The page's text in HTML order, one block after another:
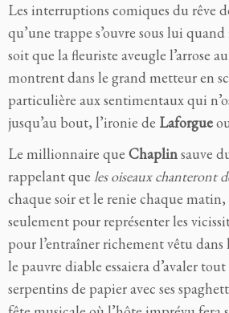
Les interruptions comiques du rêve
qu’une trappe s’ouvre sous lui
soit que la fleuriste aveugle l’arrose
montrent dans le grand metteur en
particulière aux sentimentaux qui
jusqu’au bout, l’ironie de Laforgue
Le millionnaire que Chaplinsauve
rappelant que les oiseaux chanteront
chaque soir et le renie chaque matin,
seulement pour représenter les
pour l’entraîner richement vêtu
le pauvre diable essaiera d’avaler
serpentins de papier avec ses